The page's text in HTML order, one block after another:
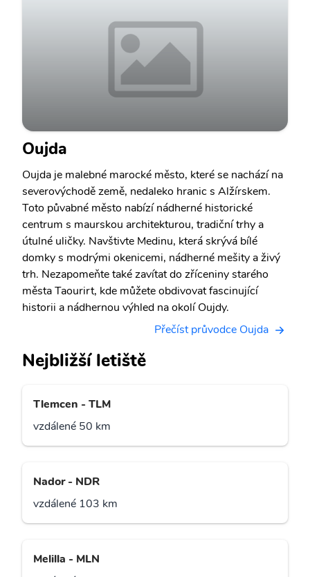
Oujda
Oujda je malebné marocké město, které se nachází na
severovýchodě země, nedaleko hranic s Alžírskem.
Toto půvabné město nabízí nádherné historické
centrum s maurskou architekturou, tradiční trhy a
útulné uličky. Navštivte Medinu, která skrývá bílé
domky s modrými okenicemi, nádherné mešity a živý
trh. Nezapomeňte také zavítat do zříceniny starého
města Taourirt, kde můžete obdivovat fascinující
historii a nádhernou výhled na okolí Oujdy.
Přečíst průvodce Oujda
Nejbližší letiště
Tlemcen - TLM
vzdálené 50 km
Nador - NDR
vzdálené 103 km
Melilla - MLN